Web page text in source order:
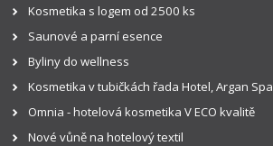
Kosmetika s logem od 2500 ks
Saunové a parní esence
Byliny do wellness
Kosmetika v tubičkách řada Hotel, Argan Spa
Omnia - hotelová kosmetika V ECO kvalitě
Nové vůně na hotelový textil